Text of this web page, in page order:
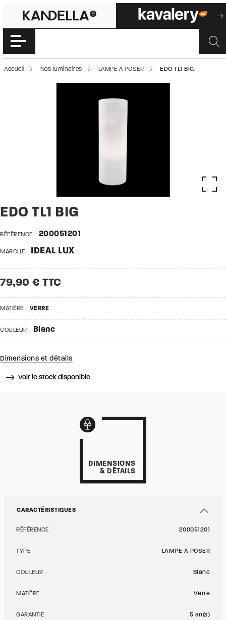
EDO TL1 BIG |
Accéder directement au contenu de la page
Accueil Nos luminaires LAMPE A POSER EDO TL1 BIG
EDO TL1 BIG
RÉFÉRENCE 200051201
MARQUE IDEAL LUX
79,90 € TTC
MATIÈRE VERRE
COULEUR Blanc
Dimensions et détails
Voir le stock disponible
DIMENSIONS
& DÉTAILS
CARACTÉRISTIQUES
RÉFÉRENCE 200051201
TYPE LAMPE A POSER
COULEUR Blanc
MATIÈRE Verre
GARANTIE 5 an(s)